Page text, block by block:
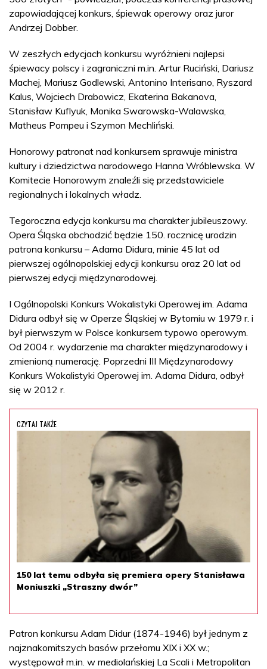
zapowiadającej konkurs, śpiewak operowy oraz juror
Andrzej Dobber.
W zeszłych edycjach konkursu wyróżnieni najlepsi
śpiewacy polscy i zagraniczni m.in. Artur Ruciński, Dariusz
Machej, Mariusz Godlewski, Antonino Interisano, Ryszard
Kalus, Wojciech Drabowicz, Ekaterina Bakanova,
Stanisław Kuflyuk, Monika Swarowska-Walawska,
Matheus Pompeu i Szymon Mechliński.
Honorowy patronat nad konkursem sprawuje ministra
kultury i dziedzictwa narodowego Hanna Wróblewska. W
Komitecie Honorowym znaleźli się przedstawiciele
regionalnych i lokalnych władz.
Tegoroczna edycja konkursu ma charakter jubileuszowy.
Opera Śląska obchodzić będzie 150. rocznicę urodzin
patrona konkursu – Adama Didura, minie 45 lat od
pierwszej ogólnopolskiej edycji konkursu oraz 20 lat od
pierwszej edycji międzynarodowej.
I Ogólnopolski Konkurs Wokalistyki Operowej im. Adama
Didura odbył się w Operze Śląskiej w Bytomiu w 1979 r. i
był pierwszym w Polsce konkursem typowo operowym.
Od 2004 r. wydarzenie ma charakter międzynarodowy i
zmienioną numerację. Poprzedni III Międzynarodowy
Konkurs Wokalistyki Operowej im. Adama Didura, odbył
się w 2012 r.
CZYTAJ TAKŻE
150 lat temu odbyła się premiera opery Stanisława
Moniuszki „Straszny dwór”
Patron konkursu Adam Didur (1874-1946) był jednym z
najznakomitszych basów przełomu XIX i XX w.;
występował m.in. w mediolańskiej La Scali i Metropolitan